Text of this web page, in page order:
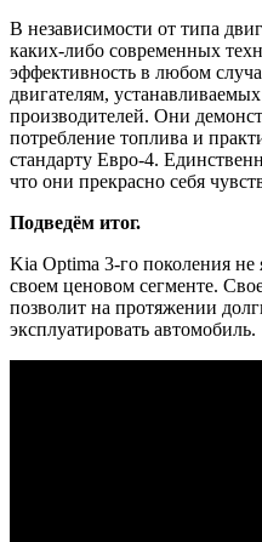
В независимости от типа
каких-либо современных
эффективность в любом
двигателям,
производителей. Они
потребление топлива и
стандарту Евро-4.
что они прекрасно себя
Подведём итог.
Kia Optima 3-го поколения
своем ценовом сегменте.
позволит на протяжении
эксплуатировать автомобиль.